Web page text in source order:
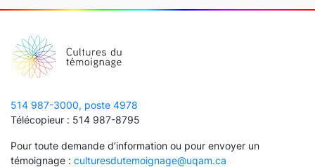
514 987-3000, poste 4978
Télécopieur : 514 987-8795
Pour toute demande d’information ou pour envoyer un
témoignage : culturesdutemoignage@uqam.ca